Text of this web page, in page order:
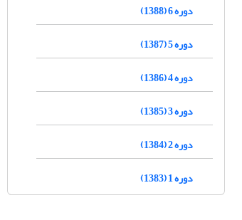
دوره 6 (1388)
دوره 5 (1387)
دوره 4 (1386)
دوره 3 (1385)
دوره 2 (1384)
دوره 1 (1383)